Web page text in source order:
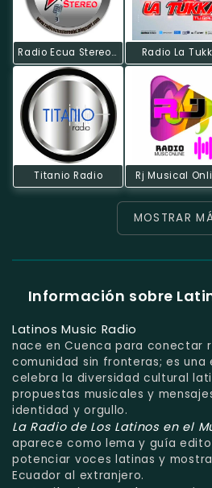
Radio Ecua Stereo HD Radio La
Titanio Radio Rj Musical
MOSTRAR
Información sobre
Latinos Music Radio
nace en Cuenca para conectar
comunidad sin fronteras; es una
celebra la diversidad cultural
propuestas musicales y
identidad y orgullo.
La Radio de Los Latinos en el
aparece como lema y guía
potenciar voces latinas y
Ecuador al extranjero.